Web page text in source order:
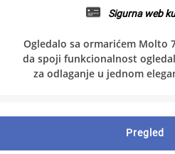
Sigurna web
Ogledalo sa ormarićem Molto
da spoji funkcionalnost
za odlaganje u jednom
Pregled